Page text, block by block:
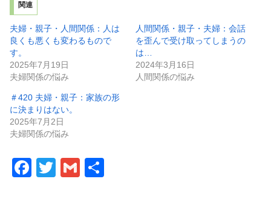
関連
夫婦・親子・人間関係：人は
良くも悪くも変わるもので
す。
2025年7月19日
夫婦関係の悩み
人間関係・親子・夫婦：会話
を歪んで受け取ってしまうの
は…
2024年3月16日
人間関係の悩み
＃420 夫婦・親子：家族の形
に決まりはない。
2025年7月2日
夫婦関係の悩み
F
T
G